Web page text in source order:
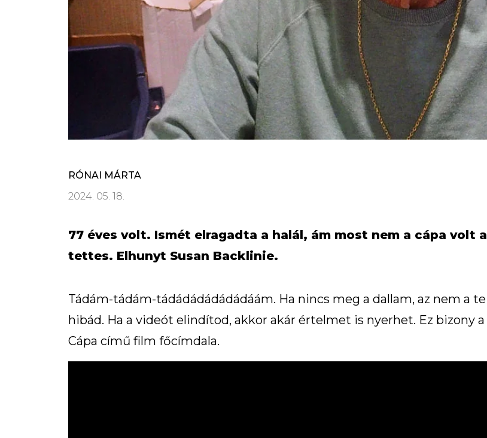
RÓNAI MÁRTA
2024. 05. 18.
77 éves volt. Ismét elragadta a halál, ám most nem a cápa volt a
tettes. Elhunyt Susan Backlinie.
Tádám-tádám-tádádádádádádáám. Ha nincs meg a dallam, az nem a te
hibád. Ha a videót elindítod, akkor akár értelmet is nyerhet. Ez bizony a
Cápa című film főcímdala.